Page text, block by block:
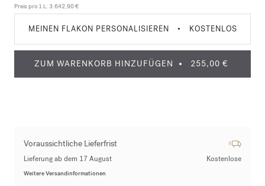
Preis pro 1 L: 3.642,90 €
MEINEN FLAKON PERSONALISIEREN • KOSTENLOS
ZUM WARENKORB HINZUFÜGEN 255,00 €
Voraussichtliche Lieferfrist
Lieferung ab dem 17 August Kostenlose
Weitere Versandinformationen